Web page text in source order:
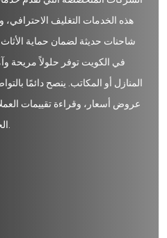
هذه الخدمات التغليف الاحترافي،
شاحنات حديثة لضمان حماية
في الكويت توفر حلولاً مريحة
المنازل أو المكاتب. ينصح دائمًا
عروض أسعار، وقراءة تقييمات